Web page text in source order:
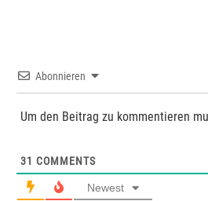
Abonnieren
Um den Beitrag zu kommentieren
31 COMMENTS
Newest